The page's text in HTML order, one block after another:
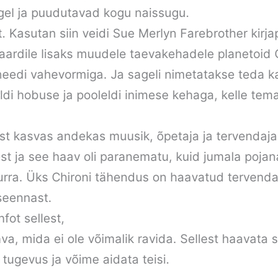
ja puudutavad kogu naissugu.
Kasutan siin veidi Sue Merlyn Farebrother
lisaks muudele taevakehadele planetoid
vahevormiga. Ja sageli nimetatakse teda
hobuse ja pooleldi inimese kehaga, kelle
kasvas andekas muusik, õpetaja ja
ja see haav oli paranematu, kuid jumala
Üks Chironi tähendus on haavatud
sellest,
mida ei ole võimalik ravida. Sellest haavata
ja võime aidata teisi.